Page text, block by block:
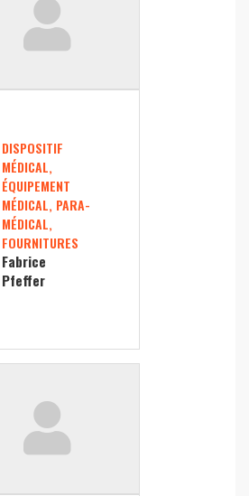
DISPOSITIF
MÉDICAL,
ÉQUIPEMENT
MÉDICAL, PARA-
MÉDICAL,
FOURNITURES
Fabrice
Pfeffer